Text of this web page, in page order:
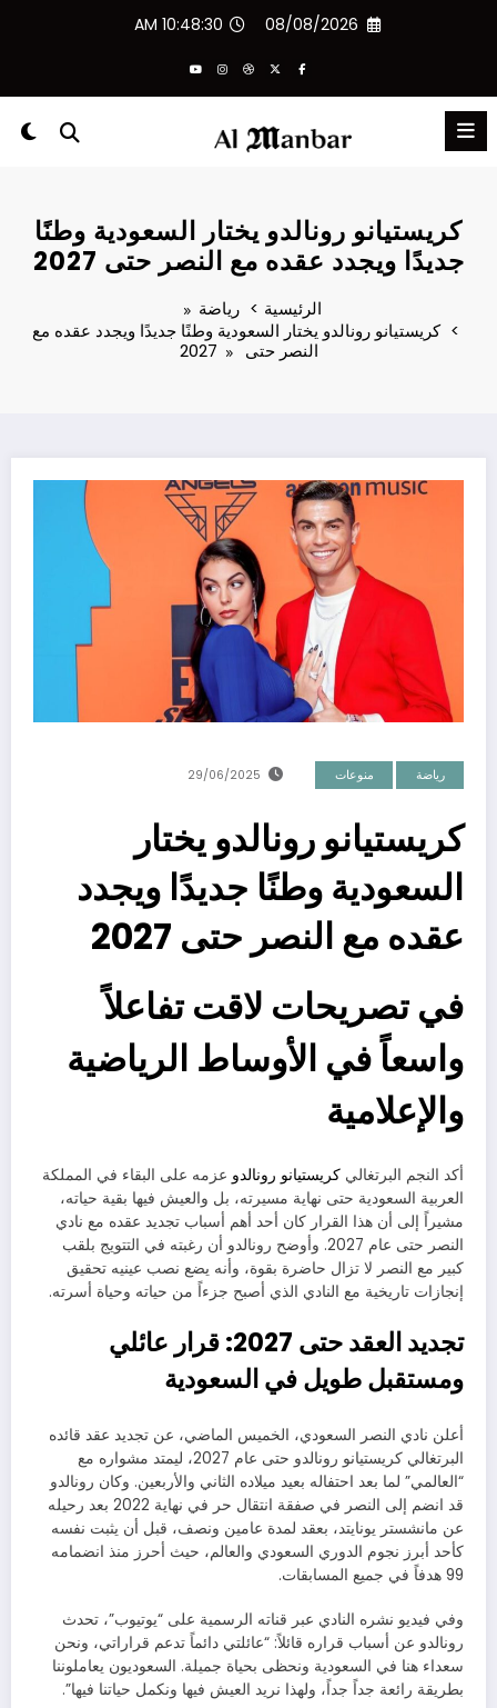
08/08/2026
10:48:31 AM
كريستيانو رونالدو يختار السعودية وطنًا
جديدًا ويجدد عقده مع النصر حتى 2027
الرئيسية
رياضة
كريستيانو رونالدو يختار السعودية وطنًا جديدًا ويجدد عقده مع
النصر حتى 2027
رياضة منوعات 29/06/2025
كريستيانو رونالدو يختار
السعودية وطنًا جديدًا ويجدد
عقده مع النصر حتى 2027
في تصريحات لاقت تفاعلاً
واسعاً في الأوساط الرياضية
والإعلامية
أكد النجم البرتغالي كريستيانو رونالدو عزمه على البقاء في المملكة
العربية السعودية حتى نهاية مسيرته، بل والعيش فيها بقية حياته،
مشيراً إلى أن هذا القرار كان أحد أهم أسباب تجديد عقده مع نادي
النصر حتى عام 2027. وأوضح رونالدو أن رغبته في التتويج بلقب
كبير مع النصر لا تزال حاضرة بقوة، وأنه يضع نصب عينيه تحقيق
إنجازات تاريخية مع النادي الذي أصبح جزءاً من حياته وحياة أسرته.
تجديد العقد حتى 2027: قرار عائلي
ومستقبل طويل في السعودية
أعلن نادي النصر السعودي، الخميس الماضي، عن تجديد عقد قائده
البرتغالي كريستيانو رونالدو حتى عام 2027، ليمتد مشواره مع
“العالمي” لما بعد احتفاله بعيد ميلاده الثاني والأربعين. وكان رونالدو
قد انضم إلى النصر في صفقة انتقال حر في نهاية 2022 بعد رحيله
عن مانشستر يونايتد، بعقد لمدة عامين ونصف، قبل أن يثبت نفسه
كأحد أبرز نجوم الدوري السعودي والعالم، حيث أحرز منذ انضمامه
99 هدفاً في جميع المسابقات.
وفي فيديو نشره النادي عبر قناته الرسمية على “يوتيوب”، تحدث
رونالدو عن أسباب قراره قائلاً: “عائلتي دائماً تدعم قراراتي، ونحن
سعداء هنا في السعودية ونحظى بحياة جميلة. السعوديون يعاملوننا
بطريقة رائعة جداً جداً، ولهذا نريد العيش فيها ونكمل حياتنا فيها”.